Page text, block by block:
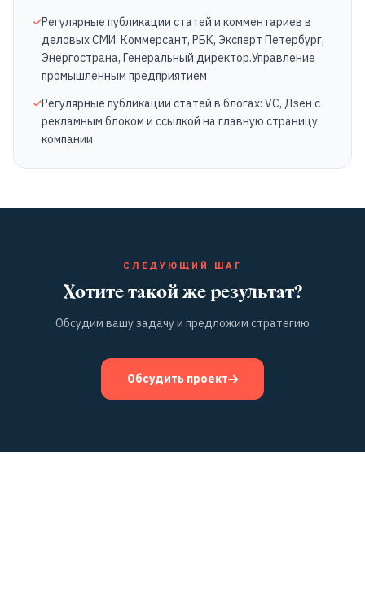
Регулярные публикации статей и комментариев в
деловых СМИ: Коммерсант, РБК, Эксперт Петербург,
Энергострана, Генеральный директор.Управление
промышленным предприятием
Регулярные публикации статей в блогах: VC, Дзен с
рекламным блоком и ссылкой на главную страницу
компании
СЛЕДУЮЩИЙ ШАГ
Хотите такой же результат?
Обсудим вашу задачу и предложим стратегию
Обсудить проект